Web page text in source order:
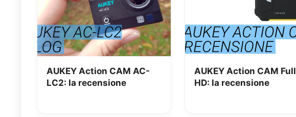
AUKEY Action CAM AC-
LC2: la recensione
AUKEY Action CAM Full
HD: la recensione